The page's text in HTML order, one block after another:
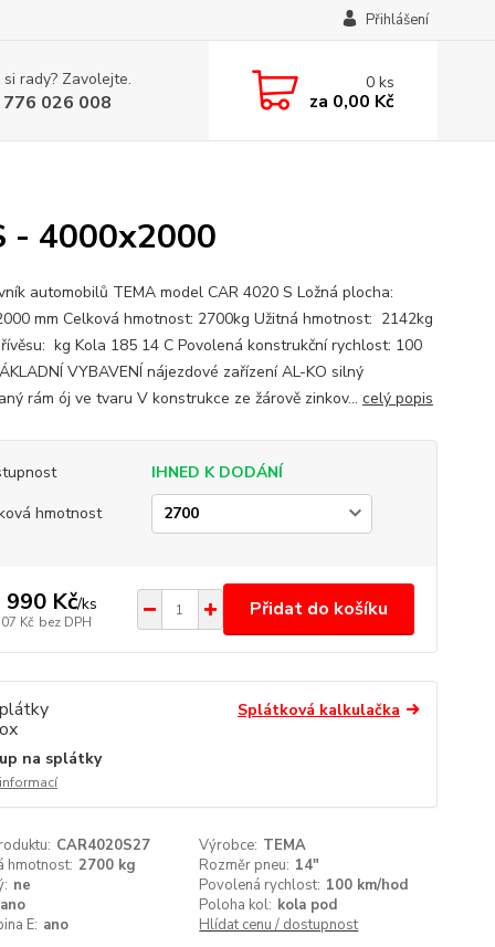
Přihlášení
rady? Zavolejte.
026 008
0ks
za 0,00 Kč
- 4000x2000
automobilů TEMA model CAR 4020 S Ložná plocha:
mm Celková hmotnost: 2700kg Užitná hmotnost: 2142kg
kg Kola 185 14 C Povolená konstrukční rychlost: 100
VYBAVENÍ nájezdové zařízení AL-KO silný
rám ój ve tvaru V konstrukce ze žárově zinkov... celý popis
IHNED K DODÁNÍ
hmotnost
990 Kč/ks
Kč bez DPH
Přidat do košíku
Splátková kalkulačka
na splátky
CAR4020S27 Výrobce: TEMA
hmotnost: 2700 kg Rozměr pneu: 14"
ne Povolená rychlost: 100 km/hod
ano Poloha kol: kola pod
E: ano Hlídat cenu / dostupnost